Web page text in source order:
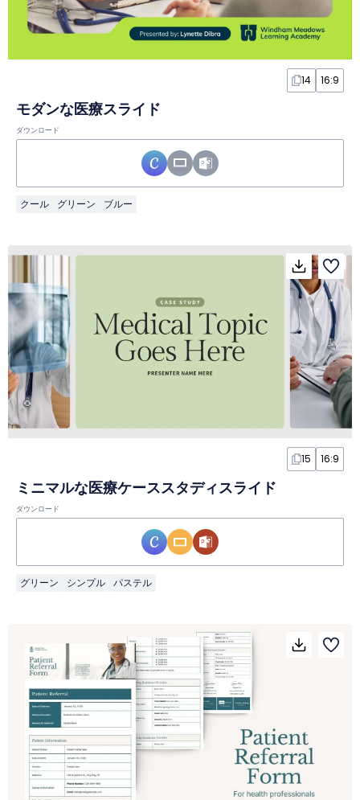
14 16:9
モダンな医療スライド
ダウンロード
クール グリーン ブルー
15 16:9
ミニマルな医療ケーススタディスライド
ダウンロード
グリーン シンプル パステル